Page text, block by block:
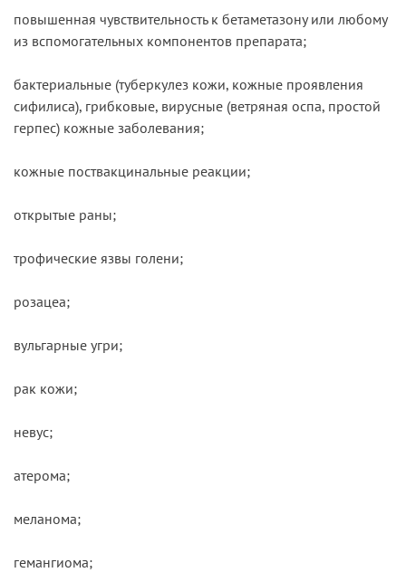
повышенная чувствительность к бетаметазону или любому
из вспомогательных компонентов препарата;
бактериальные (туберкулез кожи, кожные проявления
сифилиса), грибковые, вирусные (ветряная оспа, простой
герпес) кожные заболевания;
кожные поствакцинальные реакции;
открытые раны;
трофические язвы голени;
розацеа;
вульгарные угри;
рак кожи;
невус;
атерома;
меланома;
гемангиома;